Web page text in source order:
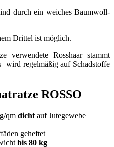
durch ein weiches Baumwoll-
Drittel ist möglich.
verwendete Rosshaar stammt
wird regelmäßig auf Schadstoffe
ROSSO
qm dicht auf Jutegewebe
geheftet
bis 80 kg